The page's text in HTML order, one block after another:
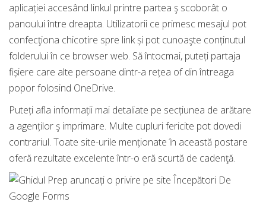
aplicației accesând linkul printre partea ş scoborât o
panoului între dreapta. Utilizatorii ce primesc mesajul pot
confecţiona chicotire spre link și pot cunoaşte conținutul
folderului în ce browser web. Să întocmai, puteți partaja
fișiere care alte persoane dintr-a rețea of din întreaga
popor folosind OneDrive.
Puteți afla informații mai detaliate pe secțiunea de arătare
a agenților ş imprimare. Multe cupluri fericite pot dovedi
contrariul. Toate site-urile menționate în această postare
oferă rezultate excelente într-o eră scurtă de cadenţă.